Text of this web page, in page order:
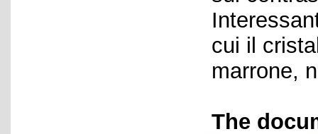
cui il
marrone,
The